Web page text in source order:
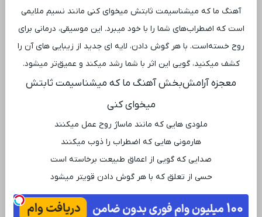
آهنگ ما که میشناسیمت ثابتش میخوای کنی مانند نسیم ملایمی
است که اضطراب‌های شما را با خود میبرد. این موسیقی، درمانی برای
روح خسته‌است. با هر گوش دادن، لایه ‌ای جدید از زیبایی ‌های آن را
کشف میکنید، گویی این اثر با شما رشد میکند و عمیق‌تر میشود.
معجزه آرامش‌بخش آهنگ ما که میشناسیمت ثابتش
میخوای کنی
ملودی ‌هایی که مانند ماساژ روح عمل میکنند
هارمونی ‌هایی که اضطراب را ذوب میکنند
صدایی که گویی از اعماق طبیعت برخاسته است
حسی از تعلق که با هر گوش دادن قویتر میشود